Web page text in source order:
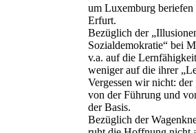
um Luxemburg
Erfurt.
Bezüglich der
Sozialdemokratie“ bei
v.a. auf die
weniger auf die ihrer
Vergessen wir nicht:
von der Führung und
der Basis.
Bezüglich der